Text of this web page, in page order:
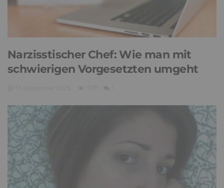
Narzisstischer Chef: Wie man mit
schwierigen Vorgesetzten umgeht